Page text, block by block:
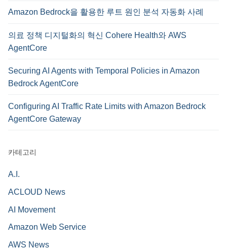
Amazon Bedrock을 활용한 루트 원인 분석 자동화 사례
의료 정책 디지털화의 혁신 Cohere Health와 AWS
AgentCore
Securing AI Agents with Temporal Policies in Amazon
Bedrock AgentCore
Configuring AI Traffic Rate Limits with Amazon Bedrock
AgentCore Gateway
카테고리
A.I.
ACLOUD News
AI Movement
Amazon Web Service
AWS News